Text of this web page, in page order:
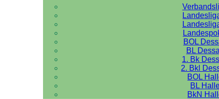
BOL
BL
1. Bk
2. Bkl
BOL
BL
BkN